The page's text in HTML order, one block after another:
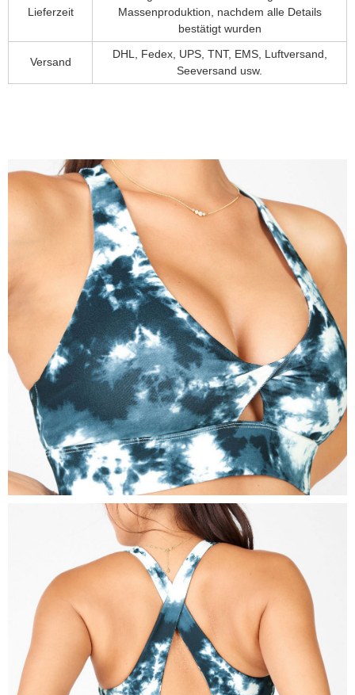
Lieferzeit
Massenproduktion, nachdem alle Details
bestätigt wurden
Versand
DHL, Fedex, UPS, TNT, EMS, Luftversand,
Seeversand usw.